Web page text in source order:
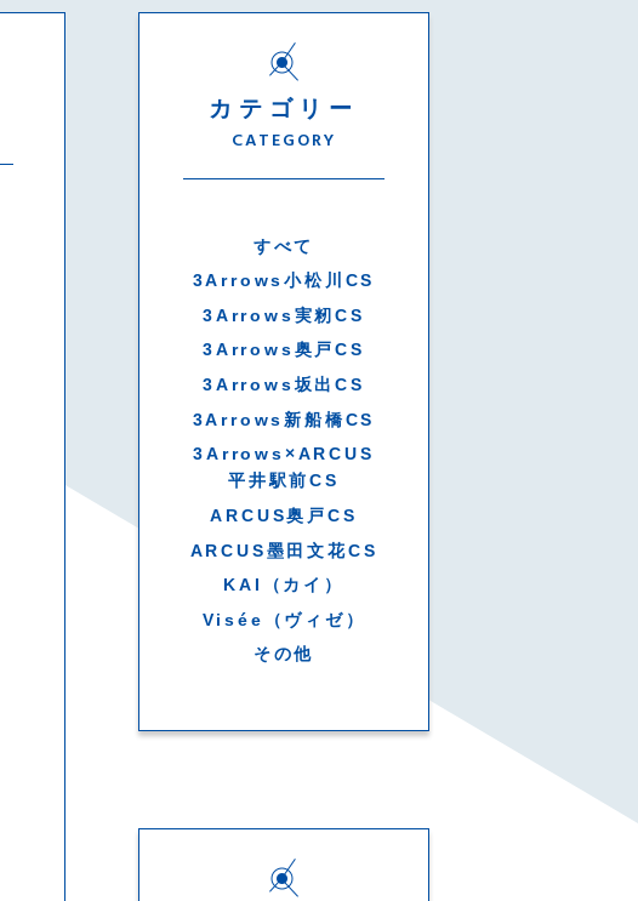
カテゴリー
CATEGORY
すべて
3Arrows小松川CS
3Arrows実籾CS
3Arrows奥戸CS
3Arrows坂出CS
3Arrows新船橋CS
3Arrows×ARCUS
平井駅前CS
ARCUS奥戸CS
ARCUS墨田文花CS
KAI（カイ）
Visée（ヴィゼ）
その他